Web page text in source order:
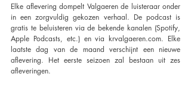
Elke aflevering dompelt Valgaeren de luisteraar onder
in een zorgvuldig gekozen verhaal. De podcast is
gratis te beluisteren via de bekende kanalen (Spotify,
Apple Podcasts, etc.) en via krvalgaeren.com. Elke
laatste dag van de maand verschijnt een nieuwe
aflevering. Het eerste seizoen zal bestaan uit zes
afleveringen.